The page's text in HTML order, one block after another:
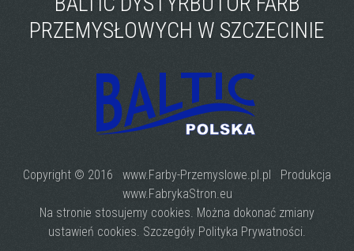
PRZEMYSŁOWYCH W SZCZECINIE
Copyright © 2016 www.Farby-Przemyslowe.pl.pl Produkcja
www.FabrykaStron.eu
Na stronie stosujemy cookies. Można dokonać zmiany
ustawień cookies. Szczegóły Polityka Prywatności.